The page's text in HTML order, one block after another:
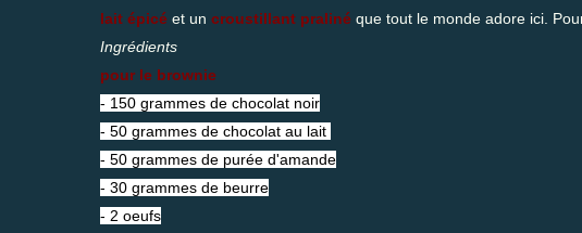
lait épicé et un croustillant praliné que tout le monde adore ici.
Ingrédients
pour le brownie
- 150 grammes de chocolat noir
- 50 grammes de chocolat au lait
- 50 grammes de purée d'amande
- 30 grammes de beurre
- 2 oeufs